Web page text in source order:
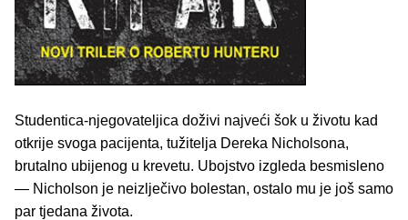
Studentica-njegovateljica doživi najveći šok u životu kad
otkrije svoga pacijenta, tužitelja Dereka Nicholsona,
brutalno ubijenog u krevetu. Ubojstvo izgleda besmisleno
— Nicholson je neizlječivo bolestan, ostalo mu je još samo
par tjedana života.